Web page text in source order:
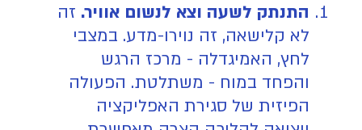
התנתק לשעה וצא לנשום אוויר. זה
לא קלישאה, זה נוירו-מדע. במצבי
לחץ, האמיגדלה - מרכז הרגש
והפחד במוח - משתלטת. הפעולה
הפיזית של סגירת האפליקציה